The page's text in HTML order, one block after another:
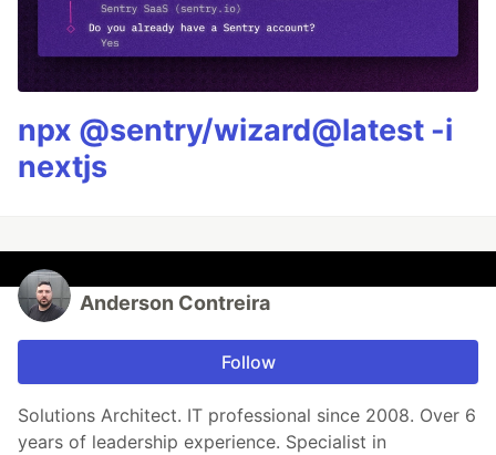
npx @sentry/wizard@latest -i
nextjs
Anderson Contreira
Follow
Solutions Architect. IT professional since 2008. Over 6
years of leadership experience. Specialist in